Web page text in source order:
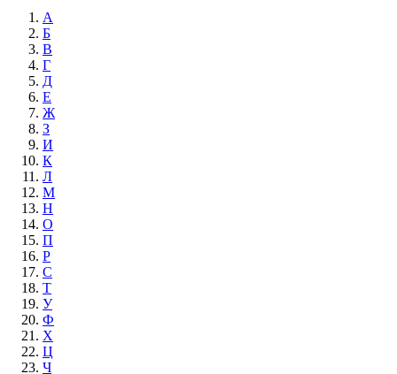
А
Б
В
Г
Д
Е
Ж
З
И
К
Л
М
Н
О
П
Р
С
Т
У
Ф
Х
Ц
Ч